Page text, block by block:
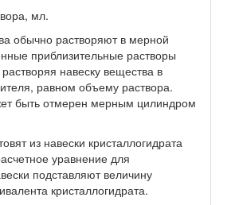
мл.
обычно растворяют в мерной
приблизительные растворы
навеску вещества в
равном объему раствора.
быть отмерен мерным цилиндром
из навески кристаллогидрата
уравнение для
подставляют величину
кристаллогидрата.